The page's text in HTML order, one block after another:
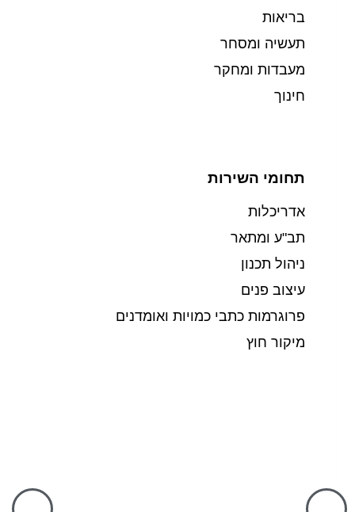
בריאות
תעשיה ומסחר
מעבדות ומחקר
חינוך
תחומי השירות
אדריכלות
תב"ע ומתאר
ניהול תכנון
עיצוב פנים
פרוגרמות כתבי כמויות ואומדנים
מיקור חוץ